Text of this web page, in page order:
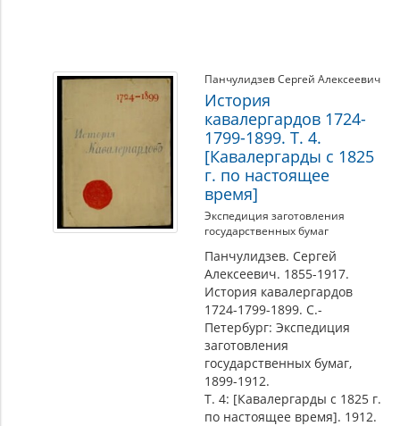
Панчулидзев Сергей Алексеевич
История
кавалергардов 1724-
1799-1899. Т. 4.
[Кавалергарды c 1825
г. по настоящее
время]
Экспедиция заготовления
государственных бумаг
Панчулидзев. Сергей
Алексеевич. 1855-1917.
История кавалергардов
1724-1799-1899. С.-
Петербург: Экспедиция
заготовления
государственных бумаг,
1899-1912.
Т. 4: [Кавалергарды c 1825 г.
по настоящее время]. 1912.